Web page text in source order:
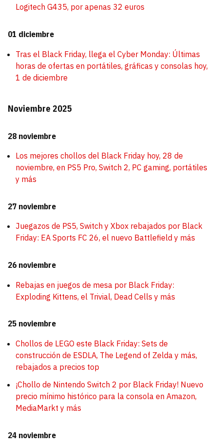
Logitech G435, por apenas 32 euros
01 diciembre
Tras el Black Friday, llega el Cyber Monday: Últimas
horas de ofertas en portátiles, gráficas y consolas hoy,
1 de diciembre
Noviembre 2025
28 noviembre
Los mejores chollos del Black Friday hoy, 28 de
noviembre, en PS5 Pro, Switch 2, PC gaming, portátiles
y más
27 noviembre
Juegazos de PS5, Switch y Xbox rebajados por Black
Friday: EA Sports FC 26, el nuevo Battlefield y más
26 noviembre
Rebajas en juegos de mesa por Black Friday:
Exploding Kittens, el Trivial, Dead Cells y más
25 noviembre
Chollos de LEGO este Black Friday: Sets de
construcción de ESDLA, The Legend of Zelda y más,
rebajados a precios top
¡Chollo de Nintendo Switch 2 por Black Friday! Nuevo
precio mínimo histórico para la consola en Amazon,
MediaMarkt y más
24 noviembre